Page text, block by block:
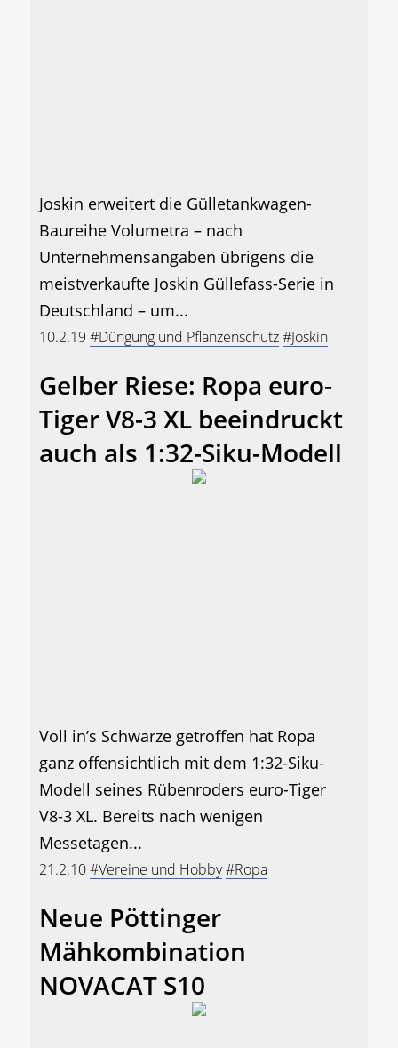
Joskin erweitert die Gülletankwagen-
Baureihe Volumetra – nach
Unternehmensangaben übrigens die
meistverkaufte Joskin Güllefass-Serie in
Deutschland – um...
10.2.19 #Düngung und Pflanzenschutz#Joskin
Gelber Riese: Ropa euro-
Tiger V8-3 XL beeindruckt
auch als 1:32-Siku-Modell
Voll in’s Schwarze getroffen hat Ropa
ganz offensichtlich mit dem 1:32-Siku-
Modell seines Rübenroders euro-Tiger
V8-3 XL. Bereits nach wenigen
Messetagen...
21.2.10#Vereine und Hobby#Ropa
Neue Pöttinger
Mähkombination
NOVACAT S10